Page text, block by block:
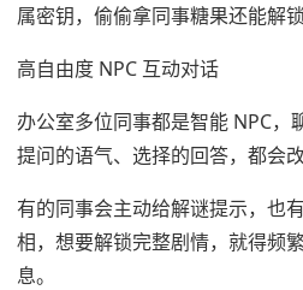
属密钥，偷偷拿同事糖果还能解
高自由度 NPC 互动对话
办公室多位同事都是智能 NPC，
提问的语气、选择的回答，都会
有的同事会主动给解谜提示，也
相，想要解锁完整剧情，就得频
息。